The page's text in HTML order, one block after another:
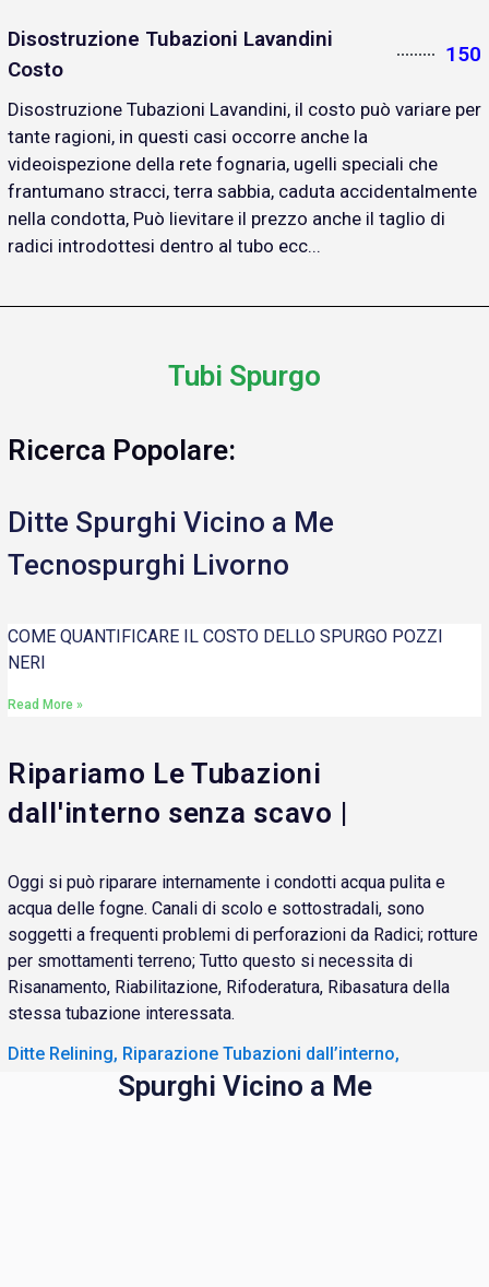
Disostruzione Tubazioni Lavandini
Costo
150
Disostruzione Tubazioni Lavandini, il costo può variare per
tante ragioni, in questi casi occorre anche la
videoispezione della rete fognaria, ugelli speciali che
frantumano stracci, terra sabbia, caduta accidentalmente
nella condotta, Può lievitare il prezzo anche il taglio di
radici introdottesi dentro al tubo ecc...
Tubi Spurgo
Ricerca Popolare:
Ditte Spurghi Vicino a Me
Tecnospurghi Livorno
COME QUANTIFICARE IL COSTO DELLO SPURGO POZZI
NERI
Read More »
Ripariamo Le Tubazioni
dall'interno senza scavo |
Oggi si può riparare internamente i condotti acqua pulita e
acqua delle fogne. Canali di scolo e sottostradali, sono
soggetti a frequenti problemi di perforazioni da Radici; rotture
per smottamenti terreno; Tutto questo si necessita di
Risanamento, Riabilitazione, Rifoderatura, Ribasatura della
stessa tubazione interessata.
Ditte Relining, Riparazione Tubazioni dall’interno,
Spurghi Vicino a Me